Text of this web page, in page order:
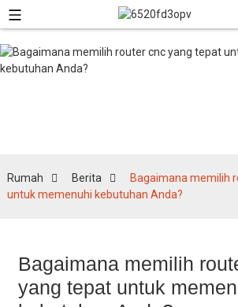
Rumah Berita
Bagaimana memilih
untuk memenuhi kebutuhan Anda?
Bagaimana memilih
yang tepat untuk